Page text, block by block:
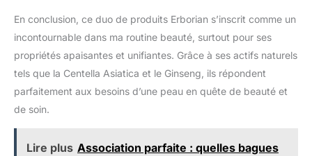
En conclusion, ce duo de produits Erborian s’inscrit comme un
incontournable dans ma routine beauté, surtout pour ses
propriétés apaisantes et unifiantes. Grâce à ses actifs naturels
tels que la Centella Asiatica et le Ginseng, ils répondent
parfaitement aux besoins d’une peau en quête de beauté et
de soin.
Lire plus Association parfaite : quelles bagues